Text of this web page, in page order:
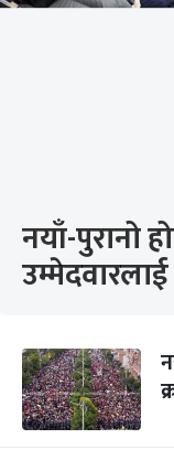
नयाँ-पुरानो